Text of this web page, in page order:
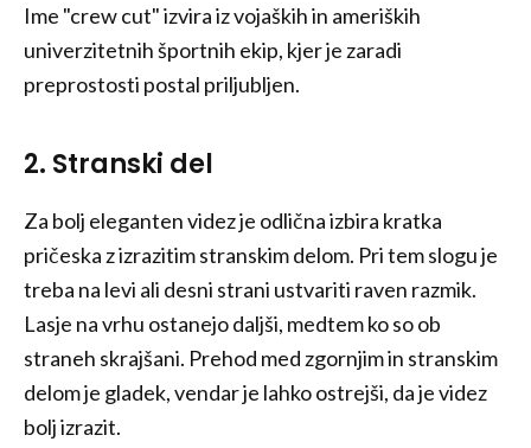
Ime "crew cut" izvira iz vojaških in ameriških
univerzitetnih športnih ekip, kjer je zaradi
preprostosti postal priljubljen.
2. Stranski del
Za bolj eleganten videz je odlična izbira kratka
pričeska z izrazitim stranskim delom. Pri tem slogu je
treba na levi ali desni strani ustvariti raven razmik.
Lasje na vrhu ostanejo daljši, medtem ko so ob
straneh skrajšani. Prehod med zgornjim in stranskim
delom je gladek, vendar je lahko ostrejši, da je videz
bolj izrazit.